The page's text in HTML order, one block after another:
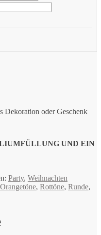
Dekoration oder Geschenk
UND EIN
Party, Weihnachten
Orangetöne, Rottöne, Runde,